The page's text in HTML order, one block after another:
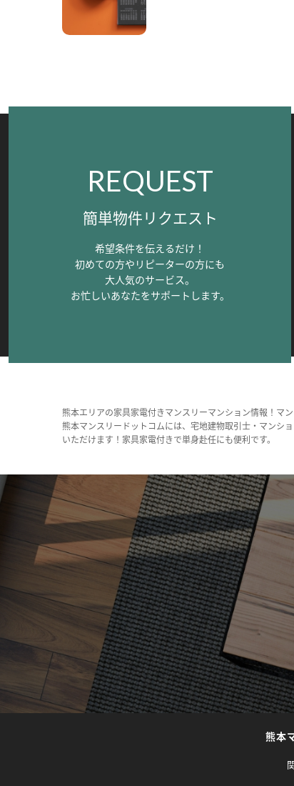
REQUEST
簡単物件リクエスト
希望条件を伝えるだけ！
初めての方やリピーターの方にも
大人気のサービス。
お忙しいあなたをサポートします。
熊本エリアの家具家電付きマンスリーマンション情報！マ
熊本マンスリードットコムには、宅地建物取引士・マンシ
いただけます！家具家電付きで単身赴任にも便利です。
熊本